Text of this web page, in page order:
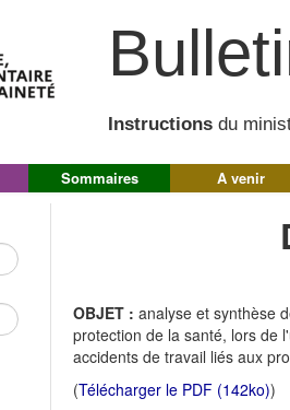
Instructions du
Sommaires A venir
OBJET : analyse et synthèse
protection de la santé, lors de
accidents de travail liés aux
(Télécharger le PDF (142ko))